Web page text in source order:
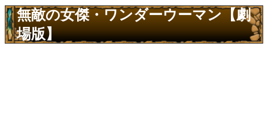
無敵の女傑・ワンダーウーマン【劇
場版】